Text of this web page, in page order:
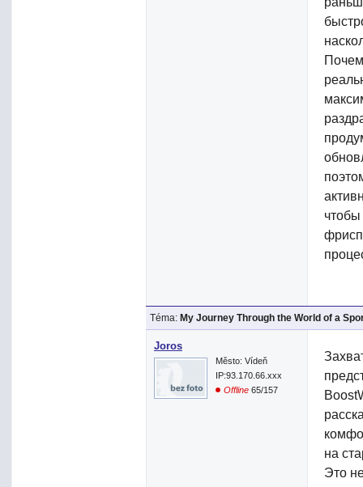
чтобы
Téma: My Journey Through the World of a
Joros
Město: Vídeň
IP:93.170.66.xxx
Offline 65/157
на
Это